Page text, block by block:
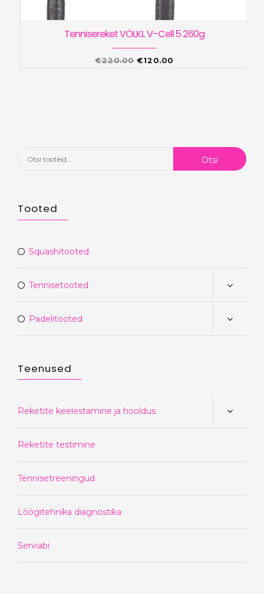
Tennisereket VÖLKL V-Cell 5 260g
€220.00 Algne
€120.00
Otsi: Otsi
Tooted
Squashitooted
Tennisetooted
Padelitooted
Teenused
Reketite keelestamine ja hooldus
Reketite testimine
Tennisetreeningud
Löögitehnika diagnostika
Serviabi